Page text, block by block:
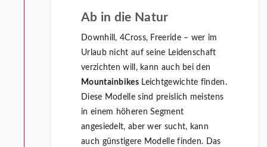
Ab in die Natur
Downhill, 4Cross, Freeride – wer im
Urlaub nicht auf seine Leidenschaft
verzichten will, kann auch bei den
MountainbikesLeichtgewichte finden.
Diese Modelle sind preislich meistens
in einem höheren Segment
angesiedelt, aber wer sucht, kann
auch günstigere Modelle finden. Das